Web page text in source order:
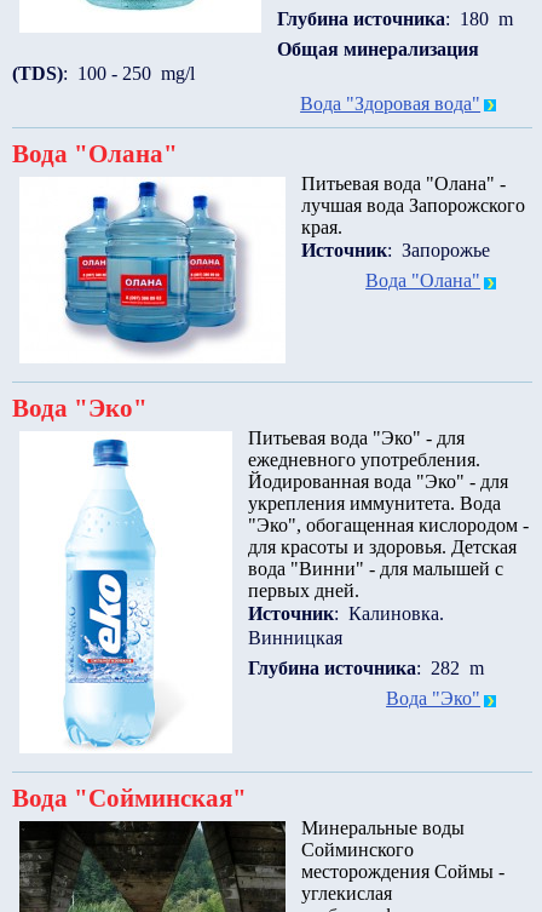
Глубина источника: 180 m
Общая минерализация
(TDS): 100 - 250 mg/l
Вода "Здоровая вода"
Вода "Олана"
Питьевая вода "Олана" -
лучшая вода Запорожского
края.
Источник: Запорожье
Вода "Олана"
Вода "Эко"
Питьевая вода "Эко" - для
ежедневного употребления.
Йодированная вода "Эко" - для
укрепления иммунитета. Вода
"Эко", обогащенная кислородом -
для красоты и здоровья. Детская
вода "Винни" - для малышей с
первых дней.
Источник: Калиновка.
Винницкая
Глубина источника: 282 m
Вода "Эко"
Вода "Сойминская"
Минеральные воды
Сойминского
месторождения Соймы -
углекислая